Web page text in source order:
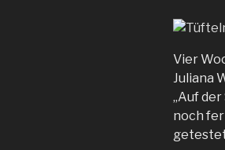
Vier
Juliana
„Auf
noch